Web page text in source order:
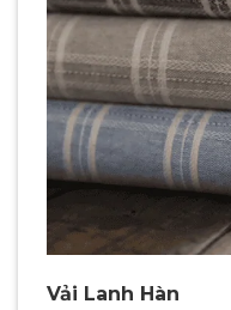
Vải Lanh Hàn